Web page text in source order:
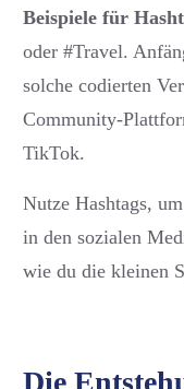
Beispiele für
oder #Travel.
solche codierten
Community-
TikTok.
Nutze Hashtags,
in den sozialen
wie du die kleinen
Die